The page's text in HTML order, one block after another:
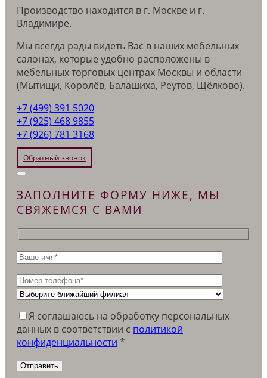
Производство находится в г. Москве и г.
Владимире.
Мы всегда рады видеть Вас в наших мебельных
салонах, которые удобно расположены в
мебельных торговых центрах Москвы и области
(Мытищи, Королёв, Балашиха, Реутов, Щёлково).
+7 (499) 391 5020
+7 (925) 468 9855
+7 (926) 781 3168
Обратный звонок
ЗАПОЛНИТЕ ФОРМУ НИЖЕ, МЫ
СВЯЖЕМСЯ С ВАМИ
Я соглашаюсь на обработку персональных
данных в соответствии c политикой
конфиденциальности *